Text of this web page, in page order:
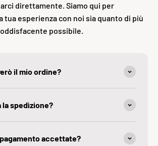
direttamente. Siamo qui per
tua esperienza con noi sia quanto di più
possibile.
il mio ordine?
la spedìzione?
accettate?